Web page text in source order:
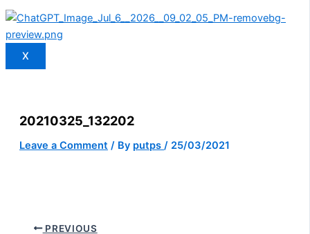
X
20210325_132202
Leave a Comment / By putps / 25/03/2021
PREVIOUS